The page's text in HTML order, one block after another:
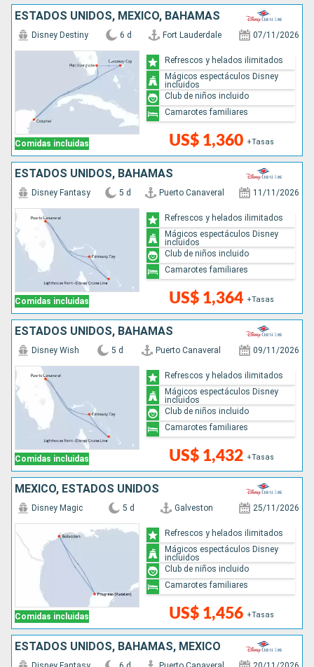
ESTADOS UNIDOS, MÉXICO, BAHAMAS
Comidas incluidas
Disney Destiny 6 d Fort Lauderdale 07/11/2026
US$ 1,360 +Tasas
Refrescos y helados ilimitados
Mágicos espectáculos Disney
incluidos
Club de niños incluido
Camarotes familiares
ESTADOS UNIDOS, BAHAMAS
Comidas incluidas
Disney Fantasy 5 d Puerto Canaveral 11/11/2026
US$ 1,364 +Tasas
Refrescos y helados ilimitados
Mágicos espectáculos Disney
incluidos
Club de niños incluido
Camarotes familiares
ESTADOS UNIDOS, BAHAMAS
Comidas incluidas
Disney Wish 5 d Puerto Canaveral 09/11/2026
US$ 1,432 +Tasas
Refrescos y helados ilimitados
Mágicos espectáculos Disney
incluidos
Club de niños incluido
Camarotes familiares
MÉXICO, ESTADOS UNIDOS
Comidas incluidas
Disney Magic 5 d Galveston 25/11/2026
US$ 1,456 +Tasas
Refrescos y helados ilimitados
Mágicos espectáculos Disney
incluidos
Club de niños incluido
Camarotes familiares
ESTADOS UNIDOS, BAHAMAS, MÉXICO